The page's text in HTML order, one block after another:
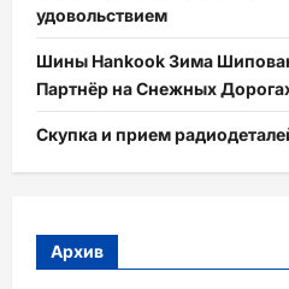
удовольствием
Шины Hankook Зима
Партнёр на Снежных
Скупка и прием
Архив